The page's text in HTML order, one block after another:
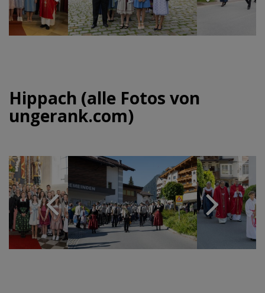
Hippach (alle Fotos von
ungerank.com)